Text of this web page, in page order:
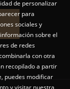
de personalizar
para
sociales y
sobre el
de redes
con otra
recopilado a partir
puedes modificar
y visitar nuestra